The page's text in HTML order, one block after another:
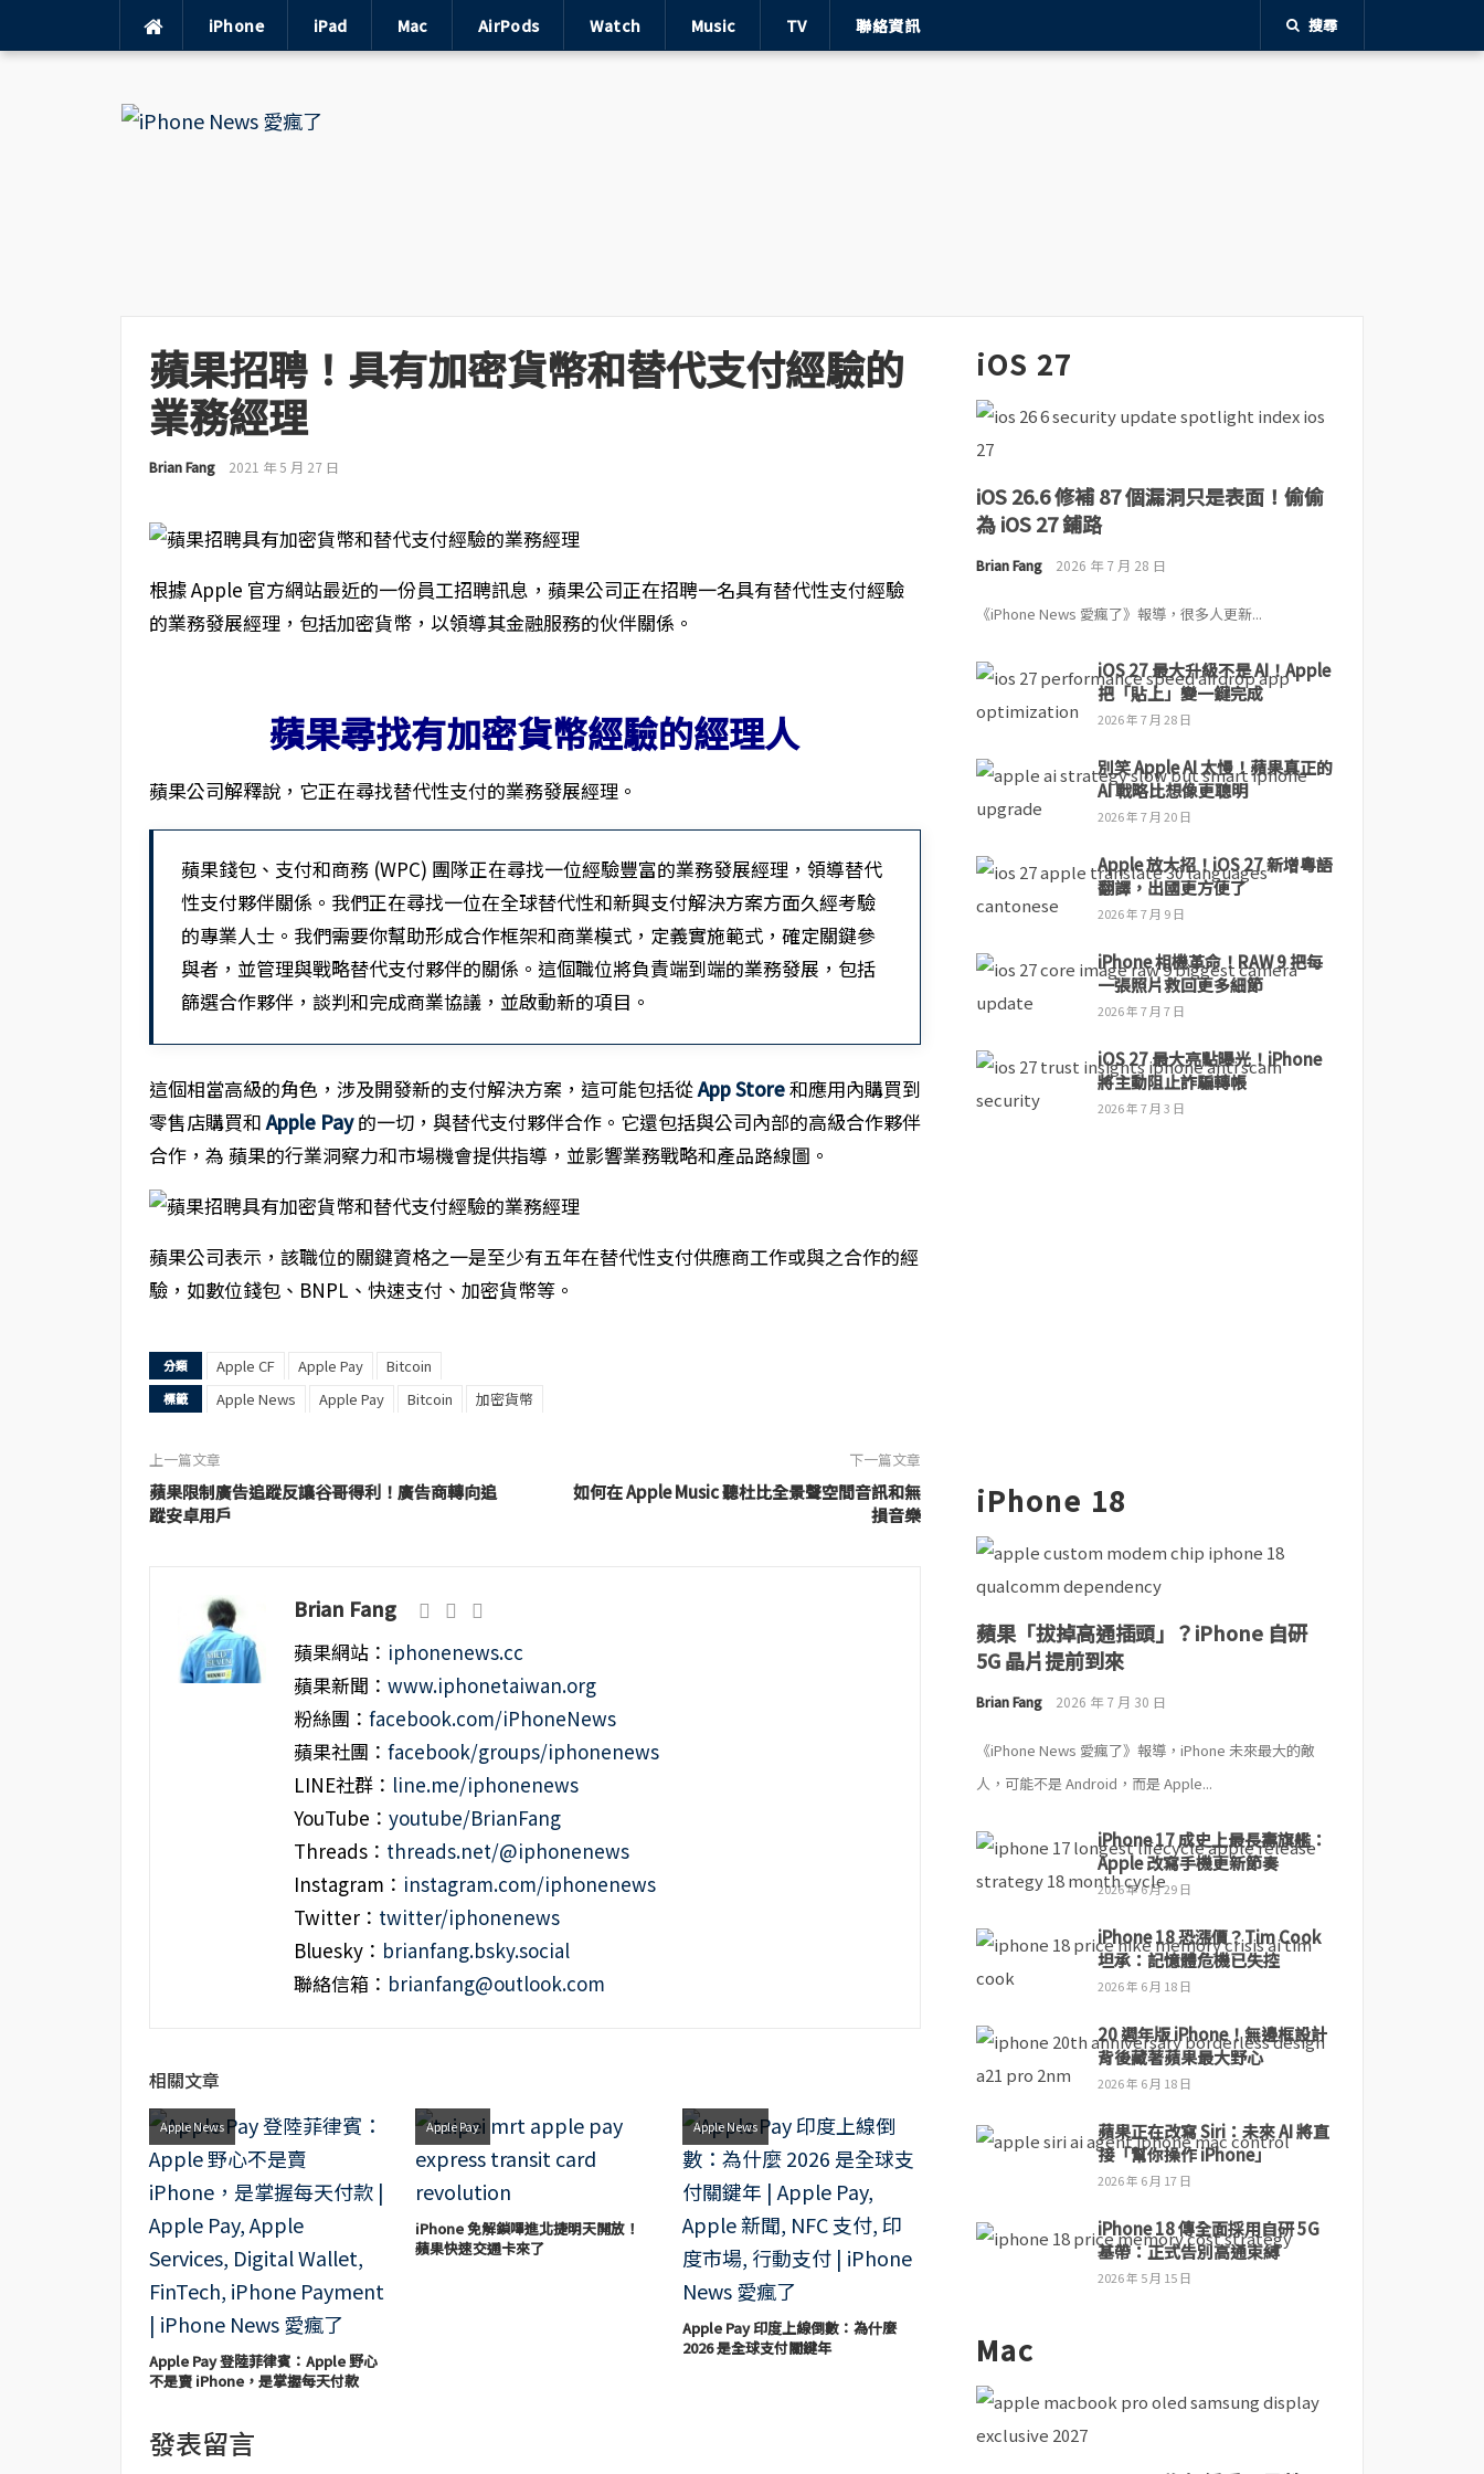
iPhone iPad Mac AirPods Watch Music TV 聯絡資訊 搜尋
蘋果招聘！具有加密貨幣和替代支付經驗的
業務經理
Brian Fang 2021 年 5 月 27 日
根據 Apple 官方網站最近的一份員工招聘訊息，蘋果公司正在招聘一名具有替代性支付經驗
的業務發展經理，包括加密貨幣，以領導其金融服務的伙伴關係。
蘋果尋找有加密貨幣經驗的經理人
蘋果公司解釋說，它正在尋找替代性支付的業務發展經理。
蘋果錢包、支付和商務 (WPC) 團隊正在尋找一位經驗豐富的業務發展經理，領導替代
性支付夥伴關係。我們正在尋找一位在全球替代性和新興支付解決方案方面久經考驗
的專業人士。我們需要你幫助形成合作框架和商業模式，定義實施範式，確定關鍵參
與者，並管理與戰略替代支付夥伴的關係。這個職位將負責端到端的業務發展，包括
篩選合作夥伴，談判和完成商業協議，並啟動新的項目。
這個相當高級的角色，涉及開發新的支付解決方案，這可能包括從App Store和應用內購買到
零售店購買和Apple Pay的一切，與替代支付夥伴合作。它還包括與公司內部的高級合作夥伴
合作，為 蘋果的行業洞察力和市場機會提供指導，並影響業務戰略和產品路線圖。
蘋果公司表示，該職位的關鍵資格之一是至少有五年在替代性支付供應商工作或與之合作的經
驗，如數位錢包、BNPL、快速支付、加密貨幣等。
分類 Apple CF Apple Pay Bitcoin
標籤 Apple News Apple Pay Bitcoin 加密貨幣
上一篇文章
蘋果限制廣告追蹤反讓谷哥得利！廣告商轉向追
蹤安卓用戶
下一篇文章
如何在 Apple Music 聽杜比全景聲空間音訊和無
損音樂
Brian Fang
蘋果網站： iphonenews.cc
蘋果新聞： www.iphonetaiwan.org
粉絲團： facebook.com/iPhoneNews
蘋果社團： facebook/groups/iphonenews
LINE社群： line.me/iphonenews
YouTube： youtube/BrianFang
Threads： threads.net/@iphonenews
Instagram： instagram.com/iphonenews
Twitter： twitter/iphonenews
Bluesky： brianfang.bsky.social
聯絡信箱： brianfang@outlook.com
相關文章
Apple News
Apple Pay 登陸菲律賓：Apple 野心
不是賣 iPhone，是掌握每天付款
Apple Pay
iPhone 免解鎖嗶進北捷明天開放！
蘋果快速交通卡來了
Apple News
Apple Pay 印度上線倒數：為什麼
2026 是全球支付關鍵年
發表留言
iOS 27
iOS 26.6 修補 87 個漏洞只是表面！偷偷
為 iOS 27 鋪路
Brian Fang 2026 年 7 月 28 日
《iPhone News 愛瘋了》報導，很多人更新...
iOS 27 最大升級不是 AI！Apple
把「貼上」變一鍵完成
2026 年 7 月 28 日
別笑 Apple AI 太慢！蘋果真正的
AI 戰略比想像更聰明
2026 年 7 月 20 日
Apple 放大招！iOS 27 新增粵語
翻譯，出國更方便了
2026 年 7 月 9 日
iPhone 相機革命！RAW 9 把每
一張照片救回更多細節
2026 年 7 月 7 日
iOS 27 最大亮點曝光！iPhone
將主動阻止詐騙轉帳
2026 年 7 月 3 日
iPhone 18
蘋果「拔掉高通插頭」？iPhone 自研
5G 晶片提前到來
Brian Fang 2026 年 7 月 30 日
《iPhone News 愛瘋了》報導，iPhone 未來最大的敵
人，可能不是 Android，而是 Apple...
iPhone 17 成史上最長壽旗艦：
Apple 改寫手機更新節奏
2026 年 6 月 29 日
iPhone 18 恐漲價？Tim Cook
坦承：記憶體危機已失控
2026 年 6 月 18 日
20 週年版 iPhone！無邊框設計
背後藏著蘋果最大野心
2026 年 6 月 18 日
蘋果正在改寫 Siri：未來 AI 將直
接「幫你操作 iPhone」
2026 年 6 月 17 日
iPhone 18 傳全面採用自研 5G
基帶：正式告別高通束縛
2026 年 5 月 15 日
Mac